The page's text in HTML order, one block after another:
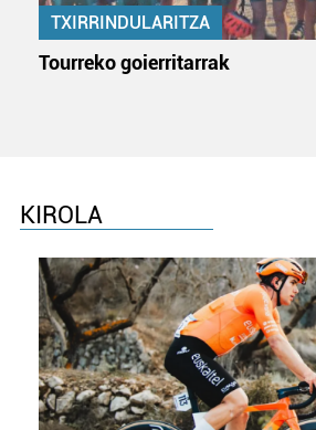
TXIRRINDULARITZA
Tourreko goierritarrak
KIROLA